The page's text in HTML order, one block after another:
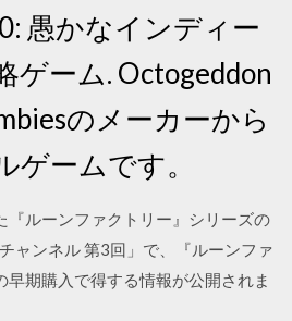
愚かなインディー
ゲーム. Octogeddon
のメーカーから
ゲームです。
ルーンファクトリー』シリーズの
ャンネル 第3回」で、『ルーンファ
早期購入で得する情報が公開されま